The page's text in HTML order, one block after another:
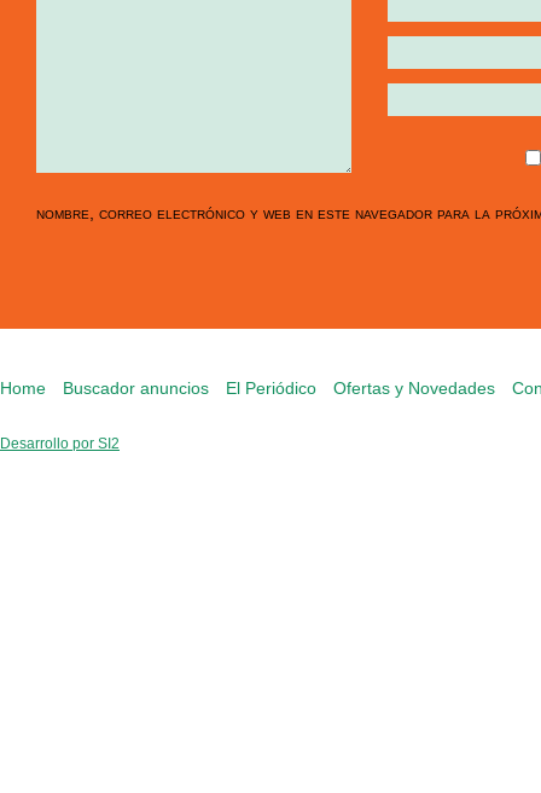
nombre, correo electrónico y web en este navegador para la
Home Buscador anuncios El Periódico Ofertas y Novedades
Desarrollo por SI2